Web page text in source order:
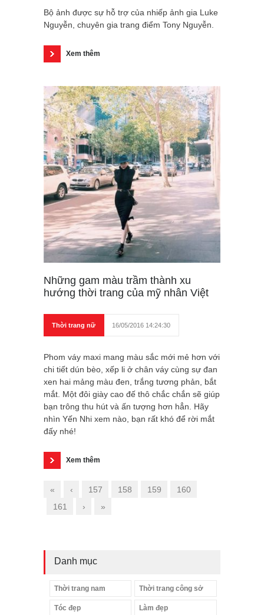
Bộ ảnh được sự hỗ trợ của nhiếp ảnh gia Luke
Nguyễn, chuyên gia trang điểm Tony Nguyễn.
Xem thêm
Những gam màu trầm thành xu
hướng thời trang của mỹ nhân Việt
Thời trang nữ 16/05/2016 14:24:30
Phom váy maxi mang màu sắc mới mẻ hơn với
chi tiết dún bèo, xếp li ở chân váy cùng sự đan
xen hai mảng màu đen, trắng tương phản, bắt
mắt. Một đôi giày cao đế thô chắc chắn sẽ giúp
bạn trông thu hút và ấn tượng hơn hẳn. Hãy
nhìn Yến Nhi xem nào, bạn rất khó để rời mắt
đấy nhé!
Xem thêm
« ‹ 157 158 159
160
161
› »
Danh mục
Thời trang nam Thời trang công sở
Tóc đẹp Làm đẹp